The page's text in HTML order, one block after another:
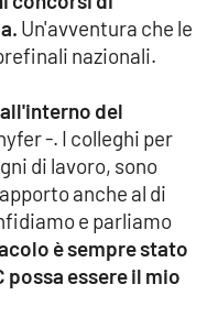
Un'avventura che le
nazionali.
del
-. I colleghi per
di lavoro, sono
anche al di
e parliamo
è sempre stato
possa essere il mio